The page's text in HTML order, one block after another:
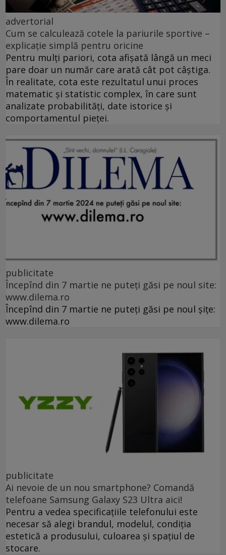
advertorial
Cum se calculează cotele la pariurile sportive –
explicație simplă pentru oricine
Pentru mulți pariori, cota afișată lângă un meci
pare doar un număr care arată cât pot câștiga.
În realitate, cota este rezultatul unui proces
matematic și statistic complex, în care sunt
analizate probabilități, date istorice și
comportamentul pieței.
publicitate
Începînd din 7 martie ne puteți găsi pe noul site:
www.dilema.ro
Începînd din 7 martie ne puteți găsi pe noul șițe:
www.dilema.ro
publicitate
Ai nevoie de un nou smartphone? Comandă
telefoane Samsung Galaxy S23 Ultra aici!
Pentru a vedea specificațiile telefonului este
necesar să alegi brandul, modelul, condiția
estetică a produsului, culoarea și spațiul de
stocare.